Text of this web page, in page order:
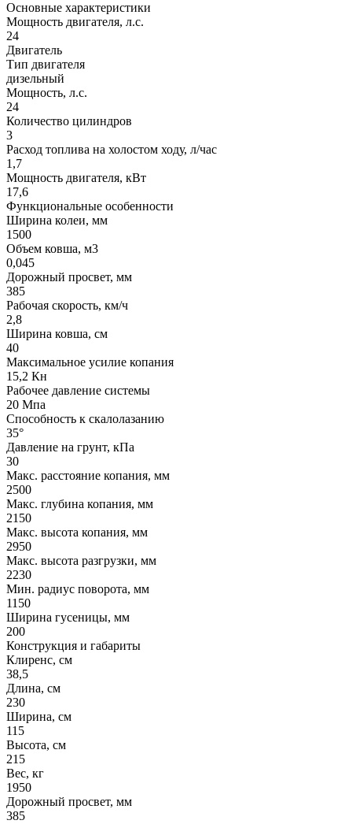
Основные характеристики
Мощность двигателя, л.с.
24
Двигатель
Тип двигателя
дизельный
Мощность, л.с.
24
Количество цилиндров
3
Расход топлива на холостом ходу, л/час
1,7
Мощность двигателя, кВт
17,6
Функциональные особенности
Ширина колеи, мм
1500
Объем ковша, м3
0,045
Дорожный просвет, мм
385
Рабочая скорость, км/ч
2,8
Ширина ковша, см
40
Максимальное усилие копания
15,2 Кн
Рабочее давление системы
20 Мпа
Способность к скалолазанию
35°
Давление на грунт, кПа
30
Макс. расстояние копания, мм
2500
Макс. глубина копания, мм
2150
Макс. высота копания, мм
2950
Макс. высота разгрузки, мм
2230
Мин. радиус поворота, мм
1150
Ширина гусеницы, мм
200
Конструкция и габариты
Клиренс, см
38,5
Длина, см
230
Ширина, см
115
Высота, см
215
Вес, кг
1950
Дорожный просвет, мм
385